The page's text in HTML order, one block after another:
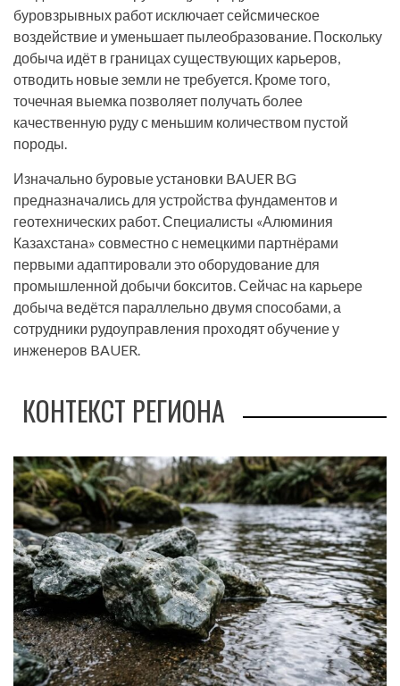
буровзрывных работ исключает сейсмическое
воздействие и уменьшает пылеобразование. Поскольку
добыча идёт в границах существующих карьеров,
отводить новые земли не требуется. Кроме того,
точечная выемка позволяет получать более
качественную руду с меньшим количеством пустой
породы.
Изначально буровые установки BAUER BG
предназначались для устройства фундаментов и
геотехнических работ. Специалисты «Алюминия
Казахстана» совместно с немецкими партнёрами
первыми адаптировали это оборудование для
промышленной добычи бокситов. Сейчас на карьере
добыча ведётся параллельно двумя способами, а
сотрудники рудоуправления проходят обучение у
инженеров BAUER.
КОНТЕКСТ РЕГИОНА